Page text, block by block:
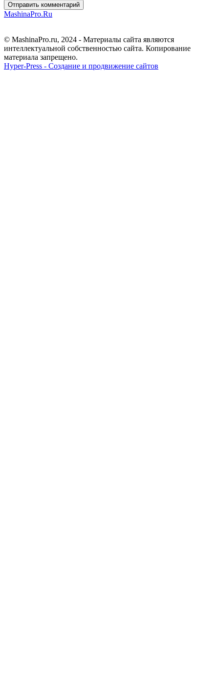
Отправить комментарий
MashinaPro.Ru
© MashinaPro.ru, 2024 - Материалы сайта являются
интеллектуальной собственностью сайта. Копирование
материала запрещено.
Hyper-Press - Создание и продвижение сайтов